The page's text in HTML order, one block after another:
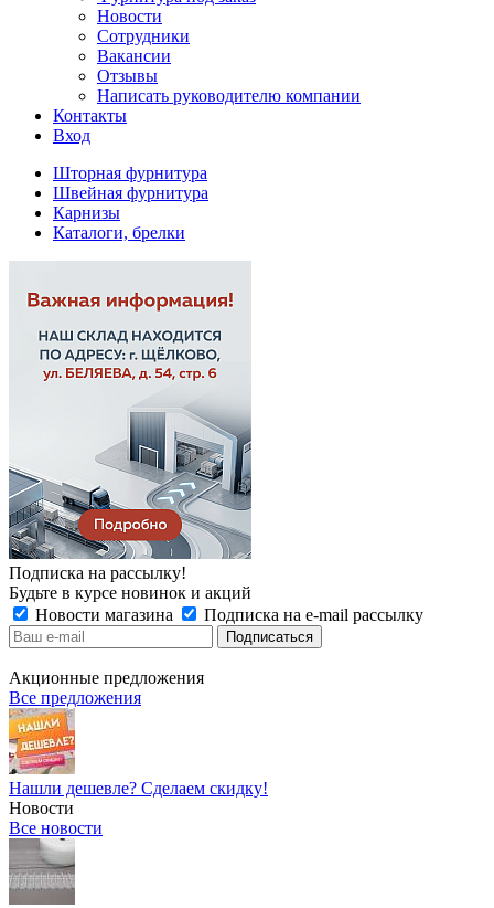
Новости
Сотрудники
Вакансии
Отзывы
Написать руководителю компании
Контакты
Вход
Шторная фурнитура
Швейная фурнитура
Карнизы
Каталоги, брелки
Подписка на рассылку!
Будьте в курсе новинок и акций
Новости магазина
Подписка на e-mail рассылку
Акционные предложения
Все предложения
Нашли дешевле? Сделаем скидку!
Новости
Все новости